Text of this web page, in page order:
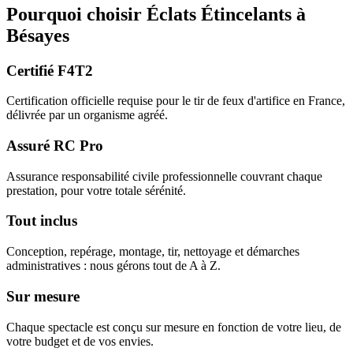
Pourquoi choisir Éclats Étincelants à
Bésayes
Certifié F4T2
Certification officielle requise pour le tir de feux d'artifice en France,
délivrée par un organisme agréé.
Assuré RC Pro
Assurance responsabilité civile professionnelle couvrant chaque
prestation, pour votre totale sérénité.
Tout inclus
Conception, repérage, montage, tir, nettoyage et démarches
administratives : nous gérons tout de A à Z.
Sur mesure
Chaque spectacle est conçu sur mesure en fonction de votre lieu, de
votre budget et de vos envies.